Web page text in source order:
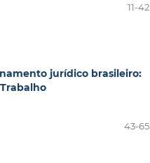
11-42
jurídico brasileiro:
43-65